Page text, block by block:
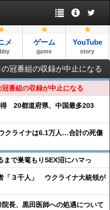
メ ゲーム
game
YouTube
story
冠番組の収録が中止になる
冠番組の収録が中止になる
得 20都道府県、中国最多203
クライナは6.1万人…合計の死傷
まで巣篭もりSEX沼にハマっ
「３千人」 ウクライナ大統領が
院長、黒田医師への処遇について